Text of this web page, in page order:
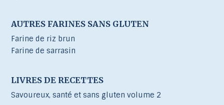
AUTRES FARINES SANS GLUTEN
Farine de riz brun
Farine de sarrasin
LIVRES DE RECETTES
Savoureux, santé et sans gluten volume 2